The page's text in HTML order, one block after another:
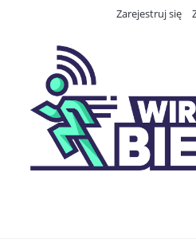
Zarejestruj się